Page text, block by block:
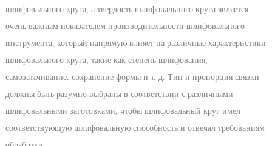
шлифовального круга, а твердость шлифовального круга является
очень важным показателем производительности шлифовального
инструмента, который напрямую влияет на различные характеристики
шлифовального круга, такие как степень шлифования,
самозатачивание. сохранение формы и т. д. Тип и пропорция связки
должны быть разумно выбраны в соответствии с различными
шлифовальными заготовками, чтобы шлифовальный круг имел
соответствующую шлифовальную способность и отвечал требованиям